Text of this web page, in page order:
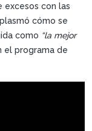
excesos con las
cómo se
como “la mejor
el programa de